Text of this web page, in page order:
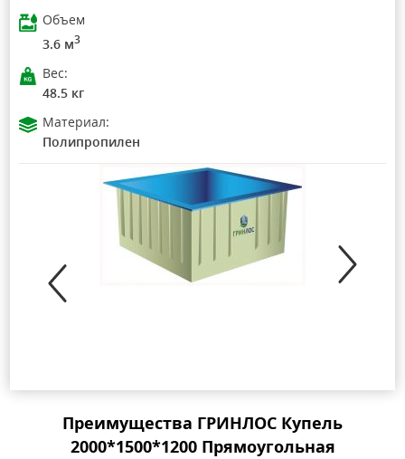
Объем
3.6 м3
Вес:
48.5 кг
Материал:
Полипропилен
Преимущества ГРИНЛОС Купель
2000*1500*1200 Прямоугольная